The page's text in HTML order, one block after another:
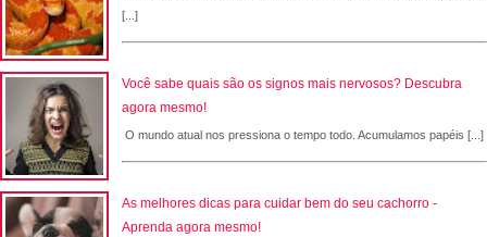
[...]
Você sabe quais são os signos mais nervosos? Descubra
agora mesmo!
O mundo atual nos pressiona o tempo todo. Acumulamos papéis [...]
As melhores dicas para cuidar bem do seu cachorro -
Aprenda agora mesmo!